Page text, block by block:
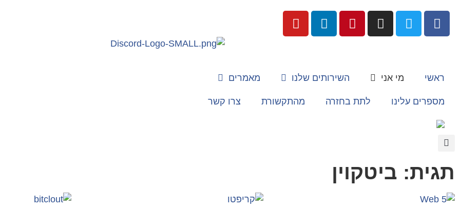
ראשי מי אני השירותים שלנו מאמרים
מספרים עלינו לתת בחזרה מהתקשורת צרו קשר
תגית: ביטקוין